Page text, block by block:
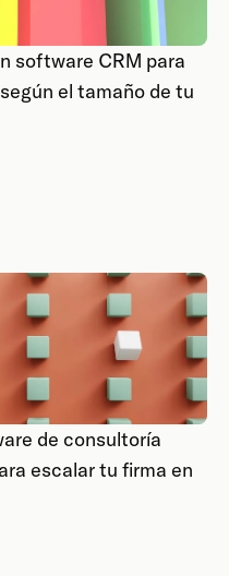
software CRM para
el tamaño de tu
de consultoría
escalar tu firma en